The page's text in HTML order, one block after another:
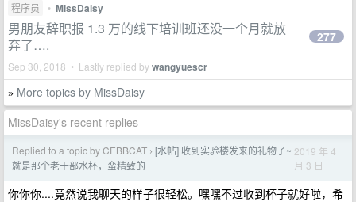
程序员 • MissDaisy
男朋友辞职报 1.3 万的线下培训班还没一个月就放
弃了….
Sep 30, 2018 • Lastly replied bywangyuescr
277
» More topics by MissDaisy
MissDaisy's recent replies
Replied to a topic by CEBBCAT › [水帖] 收到实验楼发来的礼物了~
就是那个老干部水杯，蛮精致的
2019 年 4
月 3 日
你你你....竟然说我聊天的样子很轻松。嘿嘿不过收到杯子就好啦，希